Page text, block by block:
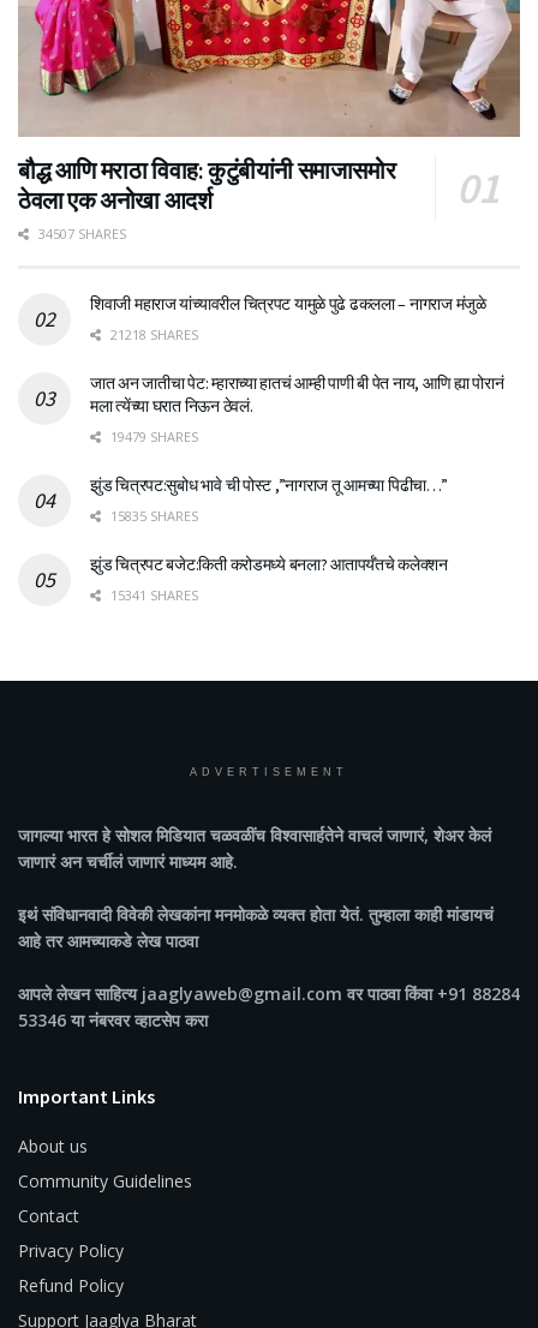
बौद्ध आणि मराठा विवाह: कुटुंबीयांनी समाजासमोर
ठेवला एक अनोखा आदर्श
34507 SHARES
शिवाजी महाराज यांच्यावरील चित्रपट यामुळे पुढे ढकलला – नागराज मंजुळे
21218 SHARES
जात अन जातीचा पेट: म्हाराच्या हातचं आम्ही पाणी बी पेत नाय, आणि ह्या पोरानं
मला त्येंच्या घरात निऊन ठेवलं.
19479 SHARES
झुंड चित्रपट:सुबोध भावे ची पोस्ट ,”नागराज तू आमच्या पिढीचा…”
15835 SHARES
झुंड चित्रपट बजेट:किती करोडमध्ये बनला? आतापर्यँतचे कलेक्शन
15341 SHARES
ADVERTISEMENT
जागल्या भारतहे सोशल मिडियात चळवळींच विश्वासार्हतेने वाचलं जाणारं, शेअर केलं
जाणारं अन चर्चीलं जाणारं माध्यम आहे.
इथं संविधानवादी विवेकी लेखकांना मनमोकळे व्यक्त होता येतं. तुम्हाला काही मांडायचं
आहे तर आमच्याकडे लेख पाठवा
आपले लेखन साहित्य jaaglyaweb@gmail.com वर पाठवा किंवा +91 88284
53346 या नंबरवर व्हाटसेप करा
Important Links
About us
Community Guidelines
Contact
Privacy Policy
Refund Policy
Support Jaaglya Bharat